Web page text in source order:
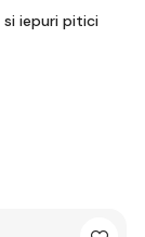
iepuri pitici